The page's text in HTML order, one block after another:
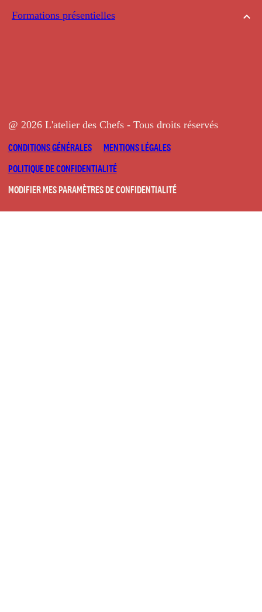
Formations présentielles
@ 2026 L'atelier des Chefs - Tous droits réservés
CONDITIONS GÉNÉRALES
MENTIONS LÉGALES
POLITIQUE DE CONFIDENTIALITÉ
MODIFIER MES PARAMÈTRES DE CONFIDENTIALITÉ